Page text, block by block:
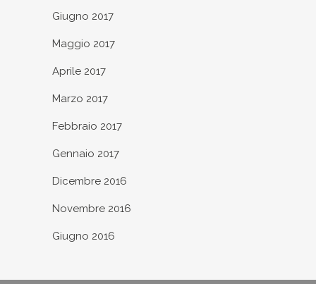
Giugno 2017
Maggio 2017
Aprile 2017
Marzo 2017
Febbraio 2017
Gennaio 2017
Dicembre 2016
Novembre 2016
Giugno 2016